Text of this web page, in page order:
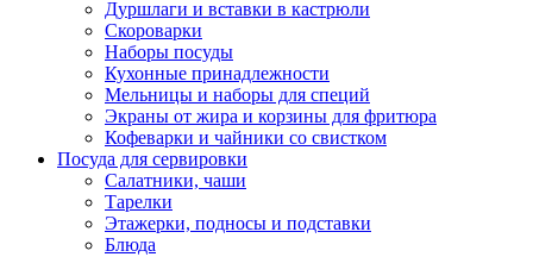
Дуршлаги и вставки в кастрюли
Скороварки
Наборы посуды
Кухонные принадлежности
Мельницы и наборы для специй
Экраны от жира и корзины для фритюра
Кофеварки и чайники со свистком
Посуда для сервировки
Салатники, чаши
Тарелки
Этажерки, подносы и подставки
Блюда